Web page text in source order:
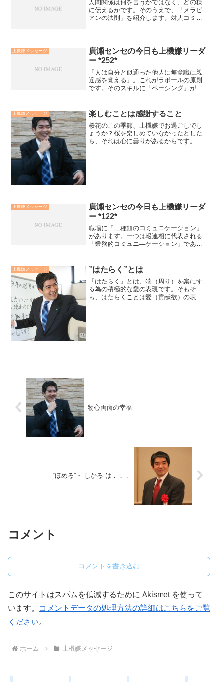
人間関係は何を言うかではなく、どの様
に伝えるかです。そのうえで、「メラビ
アンの法則」を紹介します。対人コミュ
ゲージが55％、声のス...
上機嫌メッセージ
廣瀬センセの今日も上機嫌リーダ
ー *252*
「人は自分と似通った他人に無意識に親
近感を覚える」。これがラポールの原則
です。そのスキルに「ペーシング」があ
や大きさ、頷くペース等を合わせていく
ことで、コミュニケーショ...
上機嫌メッセージ 楽しむことは感謝すること
桜花のこの季節、上機嫌でお過ごしでし
ょうか？桜を楽しめていなかったとした
ら、それは心に曇りがあるからです。心
上機嫌メッセージ
廣瀬センセの今日も上機嫌リーダ
ー *122*
職場に「二種類のコミュニケーション」
があります。一つは報連相に代表される
「業務的コミュニ―ケーション」であ
務的コミュニケーションは左脳的であ
り、関係的コミュニケーションは...
上機嫌メッセージ ”はたらく”とは
『はたらく』とは、端（周り）を楽にす
る為の積極的な愛の表現です。そもそ
も、はたらくことは愛（貢献欲）の表現
物心両面の幸福
“ほめる”・”しかる”は．．．
コメント
コメントを書き込む
このサイトはスパムを低減するために Akismet を使って
います。
コメントデータの処理方法の詳細はこちらをご覧
ください。
ホーム 上機嫌メッセージ